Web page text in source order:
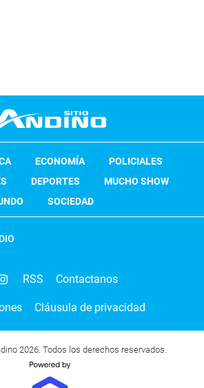
ECONOMÍA
POLICIALES
DEPORTES
MUCHO SHOW
SOCIEDAD
RSS Contactanos
Cláusula de privacidad
2026. Todos los derechos reservados.